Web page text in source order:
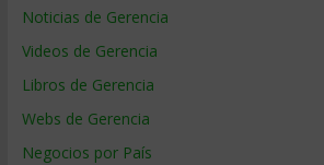
Noticias de Gerencia
Videos de Gerencia
Libros de Gerencia
Webs de Gerencia
Negocios por País